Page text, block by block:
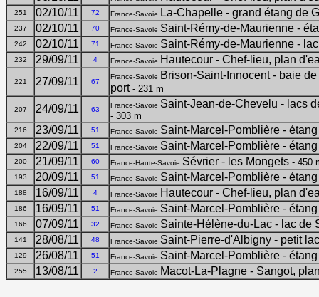
251 02/10/11 72 France-Savoie La-Chapelle - grand étang de
237 02/10/11 70 France-Savoie Saint-Rémy-de-Maurienne -
242 02/10/11 71 France-Savoie Saint-Rémy-de-Maurienne -
232 29/09/11 4 France-Savoie Hautecour - Chef-lieu, plan
221 27/09/11 67
France-Savoie Brison-Saint-Innocent - baie
port- 231 m
207 24/09/11 63
France-Savoie Saint-Jean-de-Chevelu - lacs
- 303 m
216 23/09/11 51 France-Savoie Saint-Marcel-Pomblière -
204 22/09/11 51 France-Savoie Saint-Marcel-Pomblière -
200 21/09/11 60 France-Haute-Savoie Sévrier - les Mongets - 450
193 20/09/11 51 France-Savoie Saint-Marcel-Pomblière -
188 16/09/11 4 France-Savoie Hautecour - Chef-lieu, plan
186 16/09/11 51 France-Savoie Saint-Marcel-Pomblière -
166 07/09/11 32 France-Savoie Sainte-Hélène-du-Lac - lac de
141 28/08/11 48 France-Savoie Saint-Pierre-d'Albigny - petit
129 26/08/11 51 France-Savoie Saint-Marcel-Pomblière -
255 13/08/11 2 France-Savoie Macot-La-Plagne - Sangot,